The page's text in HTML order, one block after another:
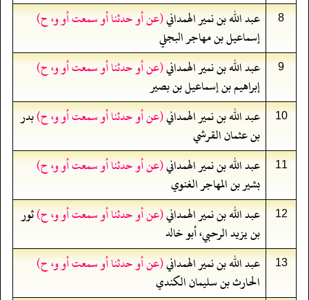
8 عبد الله بن نمير الهمداني(عن أو حدثنا أو سمعت أو و، ح)
إسماعيل بن مهاجر البجلي
9 عبد الله بن نمير الهمداني(عن أو حدثنا أو سمعت أو و، ح)
إبراهيم بن إسماعيل بن بصير
10 عبد الله بن نمير الهمداني(عن أو حدثنا أو سمعت أو و، ح)بدر
بن عثمان القرشي
11 عبد الله بن نمير الهمداني(عن أو حدثنا أو سمعت أو و، ح)
بشير بن المهاجر الغنوي
12 عبد الله بن نمير الهمداني(عن أو حدثنا أو سمعت أو و، ح)ثور
بن يزيد الرحبي، أبو خالد
13 عبد الله بن نمير الهمداني(عن أو حدثنا أو سمعت أو و، ح)
الحارث بن سليمان الكندي